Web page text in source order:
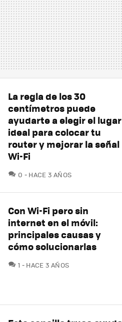
La regla de los 30
centímetros puede
ayudarte a elegir el lugar
ideal para colocar tu
router y mejorar la señal
Wi-Fi
0 COMENTARIOS
HACE 3 AÑOS
Con Wi-Fi pero sin
internet en el móvil:
principales causas y
cómo solucionarlas
1 COMENTARIOS
HACE 3 AÑOS